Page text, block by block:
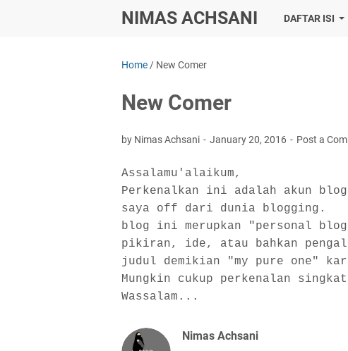
NIMAS ACHSANI DAFTAR ISI
Home / New Comer
New Comer
by Nimas Achsani January 20, 2016 Post a
Assalamu'alaikum,
Perkenalkan ini adalah akun
saya off dari dunia blogging.
blog ini merupkan "personal
pikiran, ide, atau bahkan
judul demikian "my pure one"
Mungkin cukup perkenalan
Wassalam...
Nimas Achsani